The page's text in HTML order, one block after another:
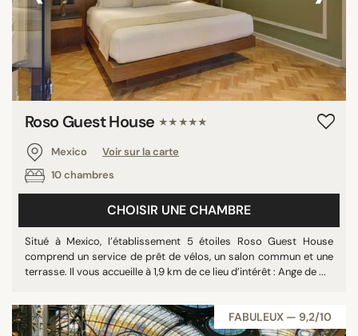
Roso Guest House ★★★★★
Mexico
Voir sur la carte
10 chambres
CHOISIR UNE CHAMBRE
Situé à Mexico, l’établissement 5 étoiles Roso Guest House
comprend un service de prêt de vélos, un salon commun et une
terrasse. Il vous accueille à 1,9 km de ce lieu d’intérêt : Ange de ...
FABULEUX — 9,2/10